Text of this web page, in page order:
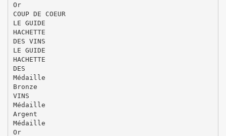
Or
COUP DE COEUR
LE GUIDE
HACHETTE
DES VINS
LE GUIDE
HACHETTE
DES
Médaille
Bronze
VINS
Médaille
Argent
Médaille
Or